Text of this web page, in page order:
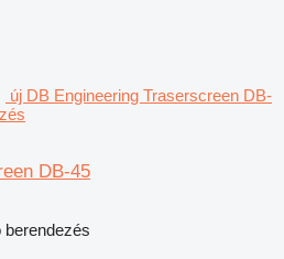
új DB Engineering Traserscreen DB-
DB-45
berendezés